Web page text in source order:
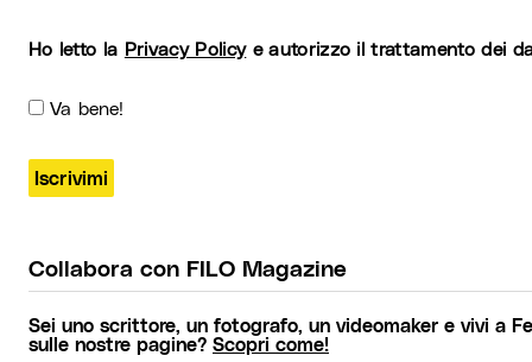
Ho letto la Privacy Policye autorizzo il trattamento dei
Va bene!
Collabora con FILO Magazine
Sei uno scrittore, un fotografo, un videomaker e vivi a
sulle nostre pagine? Scopri come!